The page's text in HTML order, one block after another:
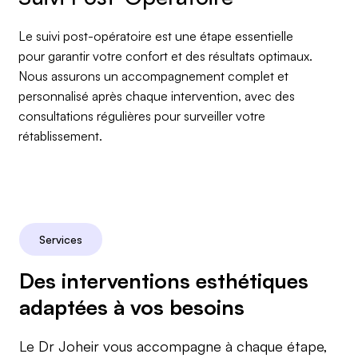
Le suivi post-opératoire est une étape essentielle
pour garantir votre confort et des résultats optimaux.
Nous assurons un accompagnement complet et
personnalisé après chaque intervention, avec des
consultations régulières pour surveiller votre
rétablissement.
Services
Des interventions esthétiques
adaptées à vos besoins
Le Dr Joheir vous accompagne à chaque étape,